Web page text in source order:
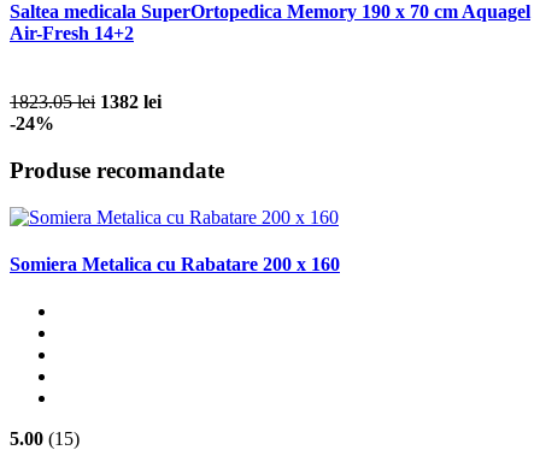
Saltea medicala SuperOrtopedica Memory 190 x 70 cm Aquagel
Air-Fresh 14+2
1823.05 lei 1382 lei
-24%
Produse recomandate
Somiera Metalica cu Rabatare 200 x 160
5.00 (15)